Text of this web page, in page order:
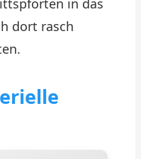
in das
dort rasch